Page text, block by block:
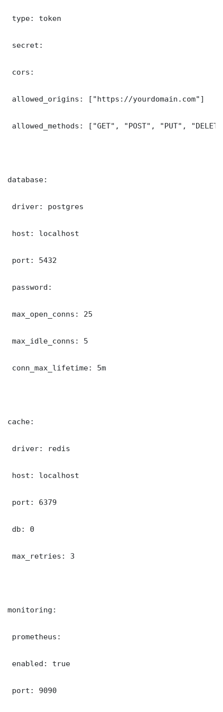
type: token
secret:
cors:
allowed_origins: ["https://yourdomain.com"]
allowed_methods: ["GET", "POST", "PUT",
database:
driver: postgres
host: localhost
port: 5432
password:
max_open_conns: 25
max_idle_conns: 5
conn_max_lifetime: 5m
cache:
driver: redis
host: localhost
port: 6379
db: 0
max_retries: 3
monitoring:
prometheus:
enabled: true
port: 9090